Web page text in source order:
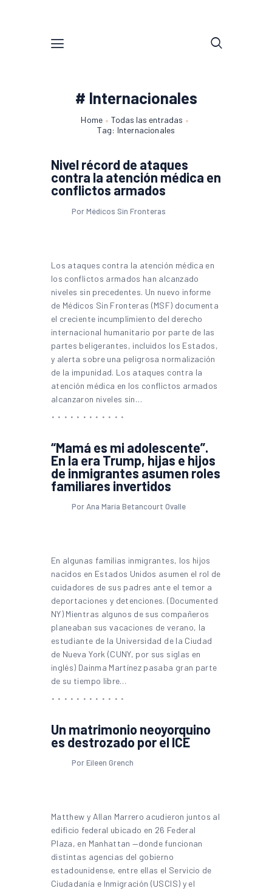
# Internacionales
Home
Todas las entradas
Tag: Internacionales
Nivel récord de ataques
contra la atención médica en
conflictos armados
Por Médicos Sin Fronteras
Los ataques contra la atención médica en
los conflictos armados han alcanzado
niveles sin precedentes. Un nuevo informe
de Médicos Sin Fronteras (MSF) documenta
el creciente incumplimiento del derecho
internacional humanitario por parte de las
partes beligerantes, incluidos los Estados,
y alerta sobre una peligrosa normalización
de la impunidad. Los ataques contra la
atención médica en los conflictos armados
alcanzaron niveles sin…
“Mamá es mi adolescente”.
En la era Trump, hijas e hijos
de inmigrantes asumen roles
familiares invertidos
Por Ana María Betancourt Ovalle
En algunas familias inmigrantes, los hijos
nacidos en Estados Unidos asumen el rol de
cuidadores de sus padres ante el temor a
deportaciones y detenciones. (Documented
NY) Mientras algunos de sus compañeros
planeaban sus vacaciones de verano, la
estudiante de la Universidad de la Ciudad
de Nueva York (CUNY, por sus siglas en
inglés) Dainma Martínez pasaba gran parte
de su tiempo libre…
Un matrimonio neoyorquino
es destrozado por el ICE
Por Eileen Grench
Matthew y Allan Marrero acudieron juntos al
edificio federal ubicado en 26 Federal
Plaza, en Manhattan —donde funcionan
distintas agencias del gobierno
estadounidense, entre ellas el Servicio de
Ciudadanía e Inmigración (USCIS) y el